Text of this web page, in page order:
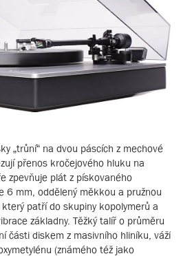
„trůní“ na dvou páscích z mechové
přenos kročejového hluku na
zpevňuje plát z pískovaného
6 mm, oddělený měkkou a pružnou
patří do skupiny kopolymerů a
základny. Těžký talíř o průměru
části diskem z masivního hliníku, váží
(známého též jako